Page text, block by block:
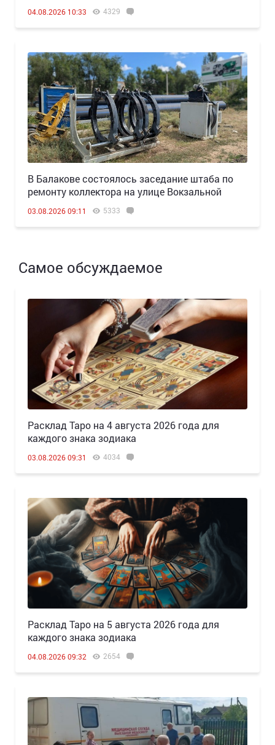
04.08.2026 10:33 4329
В Балакове состоялось заседание штаба по
ремонту коллектора на улице Вокзальной
03.08.2026 09:11 5333
Самое обсуждаемое
Расклад Таро на 4 августа 2026 года для
каждого знака зодиака
03.08.2026 09:31 4034
Расклад Таро на 5 августа 2026 года для
каждого знака зодиака
04.08.2026 09:32 2654